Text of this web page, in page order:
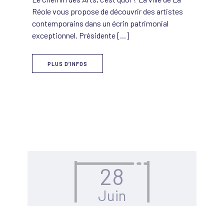
Réole vous propose de découvrir des artistes
contemporains dans un écrin patrimonial
exceptionnel. Présidente [...]
PLUS D’INFOS
28
Juin